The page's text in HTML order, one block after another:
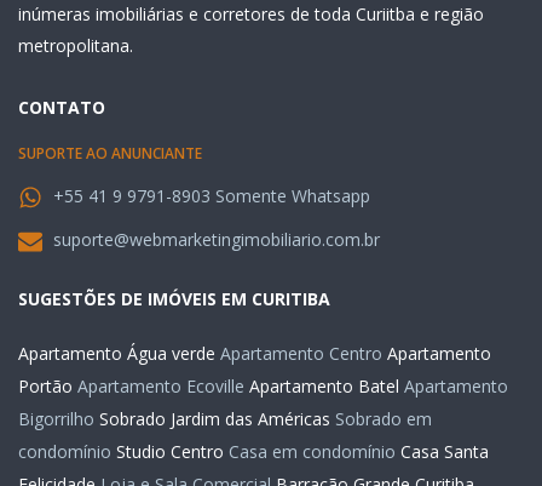
inúmeras imobiliárias e corretores de toda Curiitba e região
metropolitana.
CONTATO
SUPORTE AO ANUNCIANTE
+55 41 9 9791-8903 Somente Whatsapp
suporte@webmarketingimobiliario.com.br
SUGESTÕES DE IMÓVEIS EM CURITIBA
Apartamento Água verde Apartamento Centro Apartamento
Portão Apartamento Ecoville Apartamento Batel Apartamento
Bigorrilho Sobrado Jardim das Américas Sobrado em
condomínio Studio Centro Casa em condomínio Casa Santa